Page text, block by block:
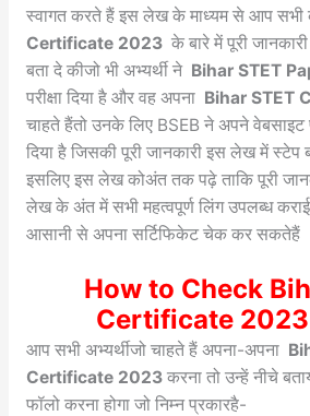
स्वागत करते हैं इस लेख के माध्यम से आप सभी
Certificate 2023 के बारे में पूरी
बता दे कीजो भी अभ्यर्थी ने Bihar STET
परीक्षा दिया है और वह अपना Bihar STET
चाहते हैंतो उनके लिए BSEB ने अपने
दिया है जिसकी पूरी जानकारी इस लेख में स्टेप
इसलिए इस लेख कोअंत तक पढ़े ताकि पूरी
लेख के अंत में सभी महत्वपूर्ण लिंग उपलब्ध
आसानी से अपना सर्टिफिकेट चेक कर सकतेहैं
How to Check
Certificate
आप सभी अभ्यर्थीजो चाहते हैं अपना-अपना
Certificate 2023 करना तो उन्हें नीचे
फॉलो करना होगा जो निम्न प्रकारहै-